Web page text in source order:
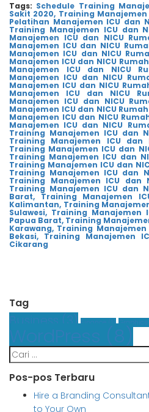
Tags: Schedule Training
Sakit 2020, Training Manajemen
Pelatihan Manajemen ICU dan
Training Manajemen ICU dan
Manajemen ICU dan NICU
Manajemen ICU dan NICU
Manajemen ICU dan NICU
Manajemen ICU dan NICU
Manajemen ICU dan NICU
Manajemen ICU dan NICU
Manajemen ICU dan NICU
Manajemen ICU dan NICU
Manajemen ICU dan NICU
Manajemen ICU dan NICU
Manajemen ICU dan NICU
Manajemen ICU dan NICU
Training Manajemen ICU dan
Training Manajemen ICU dan
Training Manajemen ICU dan
Training Manajemen ICU dan
Training Manajemen ICU dan
Training Manajemen ICU dan
Training Manajemen ICU dan
Training Manajemen ICU dan
Barat, Training Manajemen
Kalimantan, Training
Sulawesi, Training Manajemen
Papua Barat, Training
Karawang, Training Manajemen
Bekasi, Training Manajemen
Cikarang
Tag
Business (3)
WordPress (8)
Cari
untuk:
Pos-pos Terbaru
Hire a Branding
to Your Own